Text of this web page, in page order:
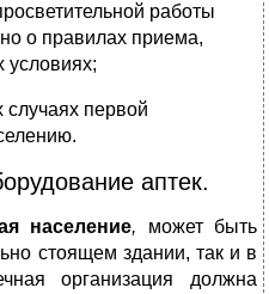
работы
о правилах приема,
первой
аптек.
население, может быть
стоящем здании, так и в
организация должна